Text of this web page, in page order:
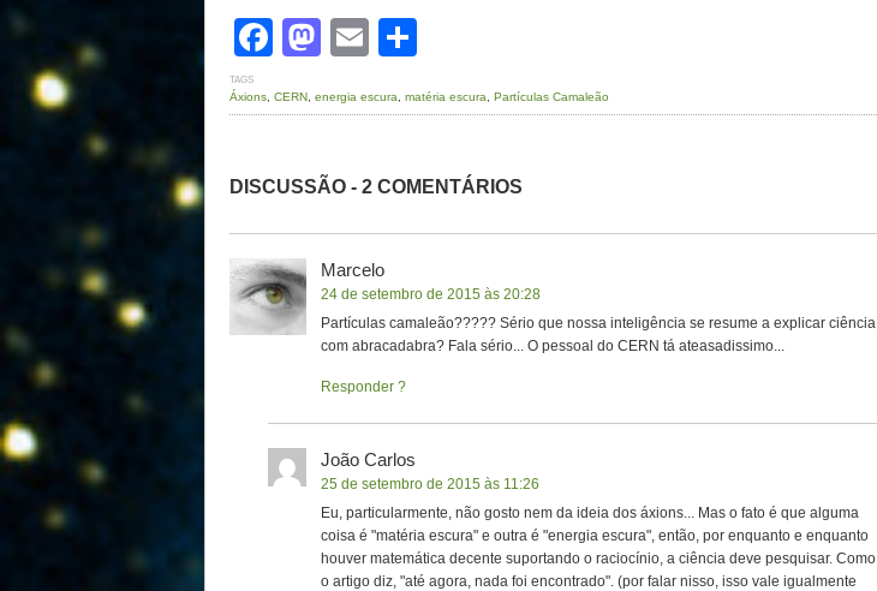
Facebook
Mastodon
Email
TAGS
Áxions CERN energia escura matéria escura Partículas Camaleão
DISCUSSÃO - 2 COMENTÁRIOS
Marcelo
24 de setembro de 2015 às 20:28
Partículas camaleão????? Sério que nossa inteligência se resume a explicar ciência
com abracadabra? Fala sério... O pessoal do CERN tá ateasadissimo...
Responder
João Carlos
25 de setembro de 2015 às 11:26
Eu, particularmente, não gosto nem da ideia dos áxions... Mas o fato é que alguma
coisa é "matéria escura" e outra é "energia escura", então, por enquanto e enquanto
houver matemática decente suportando o raciocínio, a ciência deve pesquisar. Como
o artigo diz, "até agora, nada foi encontrado". (por falar nisso, isso vale igualmente